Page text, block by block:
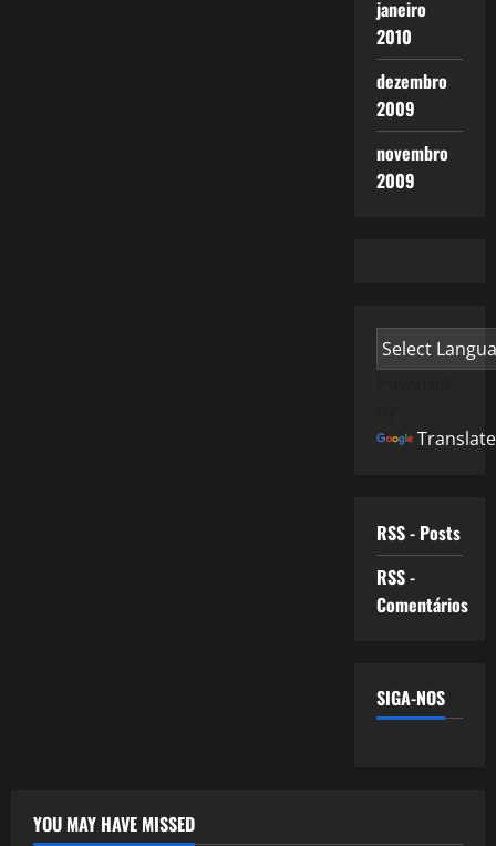
janeiro
2010
dezembro
2009
novembro
2009
Translate
RSS - Posts
RSS -
Comentários
SIGA-NOS
YOU MAY HAVE MISSED